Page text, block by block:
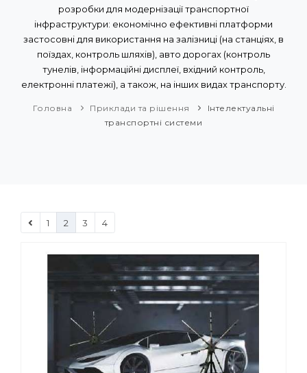
розробки для модернізації транспортної
інфраструктури: економічно ефективні платформи
застосовні для використання на залізниці (на станціях, в
поїздах, контроль шляхів), авто дорогах (контроль
тунелів, інформаційні дисплеї, вхідний контроль,
електронні платежі), а також, на інших видах транспорту.
Головна Приклади та рішення
Інтелектуальні
транспортні системи
1 2 3 4